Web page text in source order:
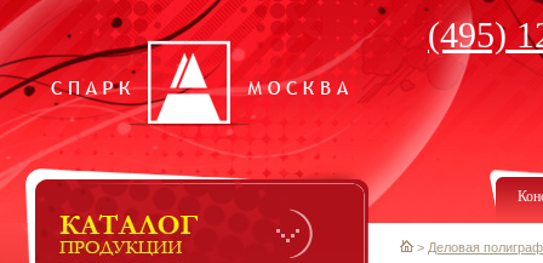
(495)
> Деловая